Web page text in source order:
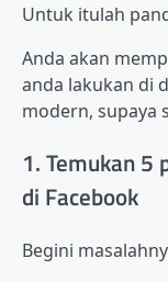
Untuk itulah
Anda akan
anda lakukan di
modern, supaya
1. Temukan 5
di Facebook
Begini